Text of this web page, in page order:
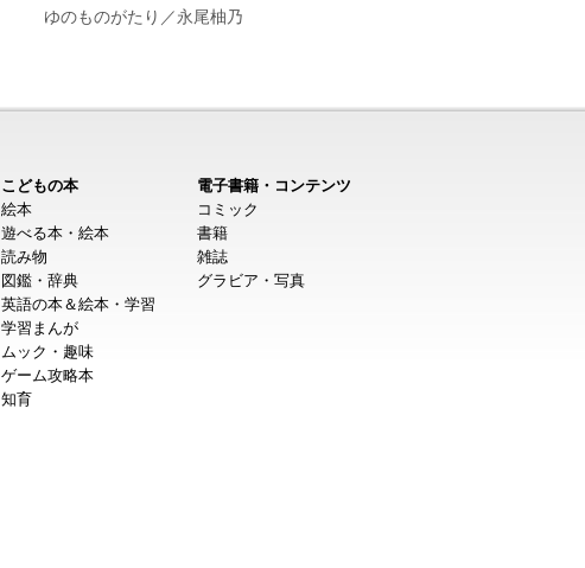
ゆのものがたり／永尾柚乃
こどもの本
絵本
遊べる本・絵本
読み物
図鑑・辞典
英語の本＆絵本・学習
学習まんが
ムック・趣味
ゲーム攻略本
知育
電子書籍・コンテンツ
コミック
書籍
雑誌
グラビア・写真